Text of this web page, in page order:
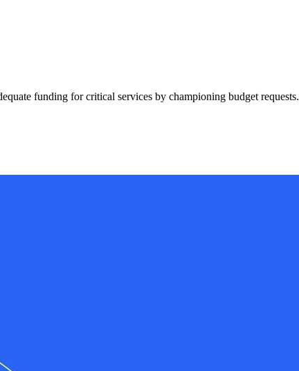
funding for critical services by championing budget requests.